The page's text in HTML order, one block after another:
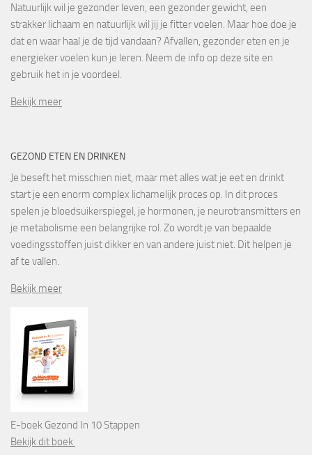
Natuurlijk wil je gezonder leven, een gezonder gewicht, een
strakker lichaam en natuurlijk wil jij je fitter voelen. Maar hoe doe je
dat en waar haal je de tijd vandaan? Afvallen, gezonder eten en je
energieker voelen kun je leren. Neem de info op deze site en
gebruik het in je voordeel.
Bekijk meer
GEZOND ETEN EN DRINKEN
Je beseft het misschien niet, maar met alles wat je eet en drinkt
start je een enorm complex lichamelijk proces op. In dit proces
spelen je bloedsuikerspiegel, je hormonen, je neurotransmitters en
je metabolisme een belangrijke rol. Zo wordt je van bepaalde
voedingsstoffen juist dikker en van andere juist niet. Dit helpen je
af te vallen.
Bekijk meer
E-boek Gezond In 10 Stappen
Bekijk dit boek